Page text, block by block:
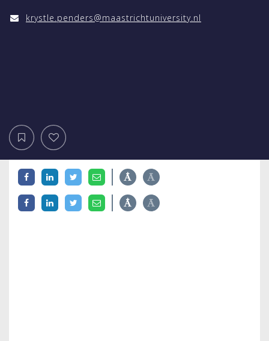
krystle.penders@maastrichtuniversity.nl